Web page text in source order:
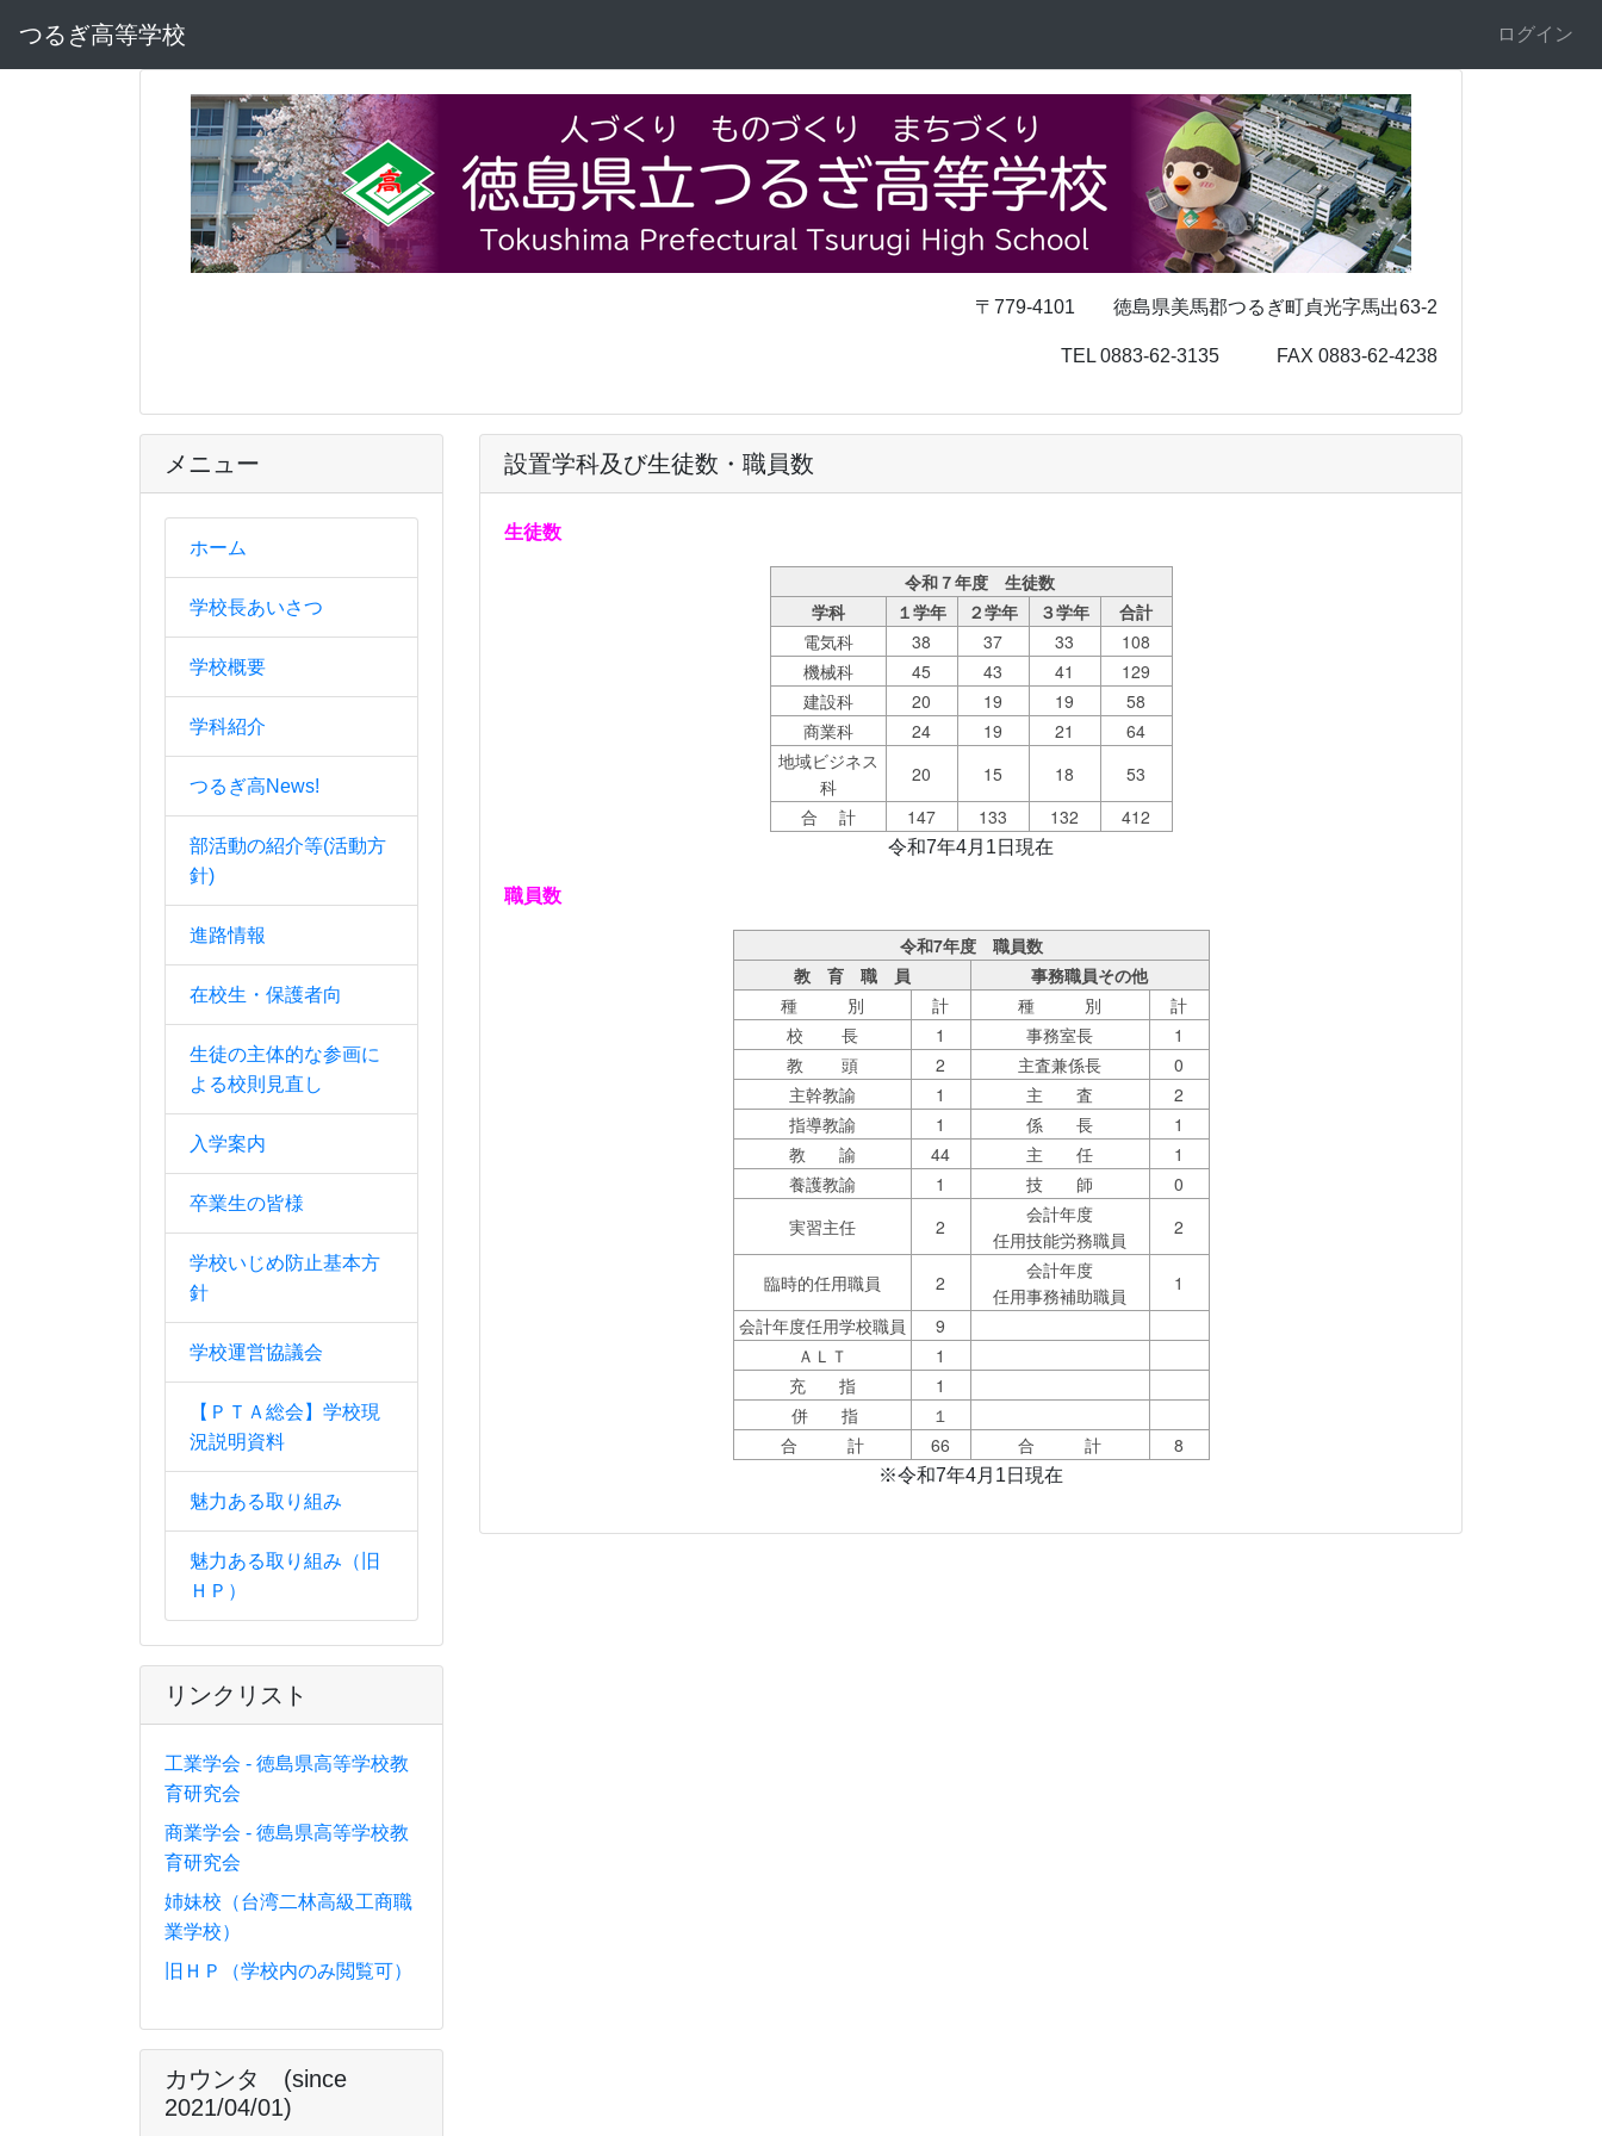
つるぎ高等学校 ログイン
〒779-4101 徳島県美馬郡つるぎ町貞光字馬出63-2
TEL 0883-62-3135 FAX 0883-62-4238
メニュー
ホーム
学校長あいさつ
学校概要
学科紹介
つるぎ高News!
部活動の紹介等(活動方
針)
進路情報
在校生・保護者向
生徒の主体的な参画に
よる校則見直し
入学案内
卒業生の皆様
学校いじめ防止基本方
針
学校運営協議会
【ＰＴＡ総会】学校現
況説明資料
魅力ある取り組み
魅力ある取り組み（旧
ＨＰ）
リンクリスト
工業学会 - 徳島県高等学校教
育研究会
商業学会 - 徳島県高等学校教
育研究会
姉妹校（台湾二林高級工商職
業学校）
旧ＨＰ（学校内のみ閲覧可）
カウンタ (since
2021/04/01)
設置学科及び生徒数・職員数
生徒数
令和７年度 生徒数
学科
１学年 ２学年 ３学年
合計
電気科
38 37 33
108
機械科
45 43 41
129
建設科
20 19 19
58
商業科
24 19 21
64
地域ビジネス
科
20 15 18
53
合 計
147 133 132 412
令和7年4月1日現在
職員数
令和7年度 職員数
教 育 職 員
事務職員その他
種 別
計 種 別
計
校 長
1 事務室長
1
教 頭
2 主査兼係長
0
主幹教諭
1 主 査
2
指導教諭
1 係 長
1
教 諭
44 主 任
1
養護教諭
1 技 師
0
実習主任
2
会計年度
任用技能労務職員
2
臨時的任用職員 2
会計年度
任用事務補助職員
1
会計年度任用学校職員
9
ＡＬＴ
1
充 指
1
併 指
１
合 計
66 合 計 8
※令和7年4月1日現在